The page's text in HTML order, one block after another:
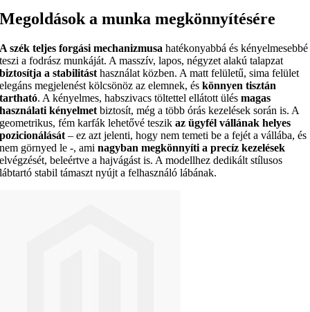
Megoldások a munka megkönnyítésére
A szék teljes forgási mechanizmusa hatékonyabbá és kényelmesebbé
teszi a fodrász munkáját. A masszív, lapos, négyzet alakú talapzat
biztosítja a stabilitást használat közben. A matt felületű, sima felület
elegáns megjelenést kölcsönöz az elemnek, éskönnyen tisztán
tartható. A kényelmes, habszivacs töltettel ellátott ülésmagas
használati kényelmet biztosít, még a több órás kezelések során is. A
geometrikus, fém karfák lehetővé teszikaz ügyfél vállának helyes
pozicionálását – ez azt jelenti, hogy nem temeti be a fejét a vállába, és
nem görnyed le -, aminagyban megkönnyíti a precíz kezelések
elvégzését, beleértve a hajvágást is. A modellhez dedikált stílusos
lábtartó stabil támaszt nyújt a felhasználó lábának.